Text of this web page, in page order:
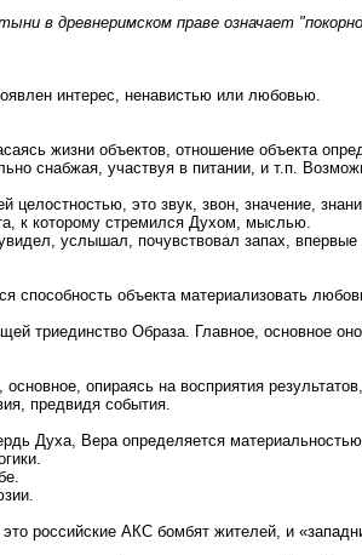
в древнеримском праве означает
интерес, ненавистью или любовью.
жизни объектов, отношение объекта
снабжая, участвуя в питании, и т.п.
целостностью, это звук, звон, значение,
к которому стремился Духом, мыслью.
услышал, почувствовал запах,
способность объекта материализовать
триединство Образа. Главное, основное
опираясь на восприятия
предвидя события.
Духа, Вера определяется
российские АКС бомбят жителей, и